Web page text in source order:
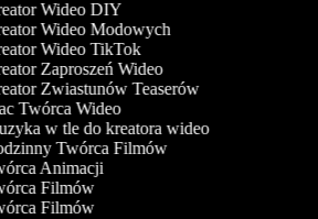
Wideo DIY
Wideo Modowych
Wideo TikTok
Zaproszeń Wideo
Zwiastunów Teaserów
Twórca Wideo
w tle do kreatora wideo
Twórca Filmów
Animacji
Filmów
Filmów